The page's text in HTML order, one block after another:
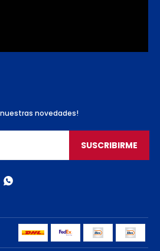
novedades!
SUSCRIBIRME
